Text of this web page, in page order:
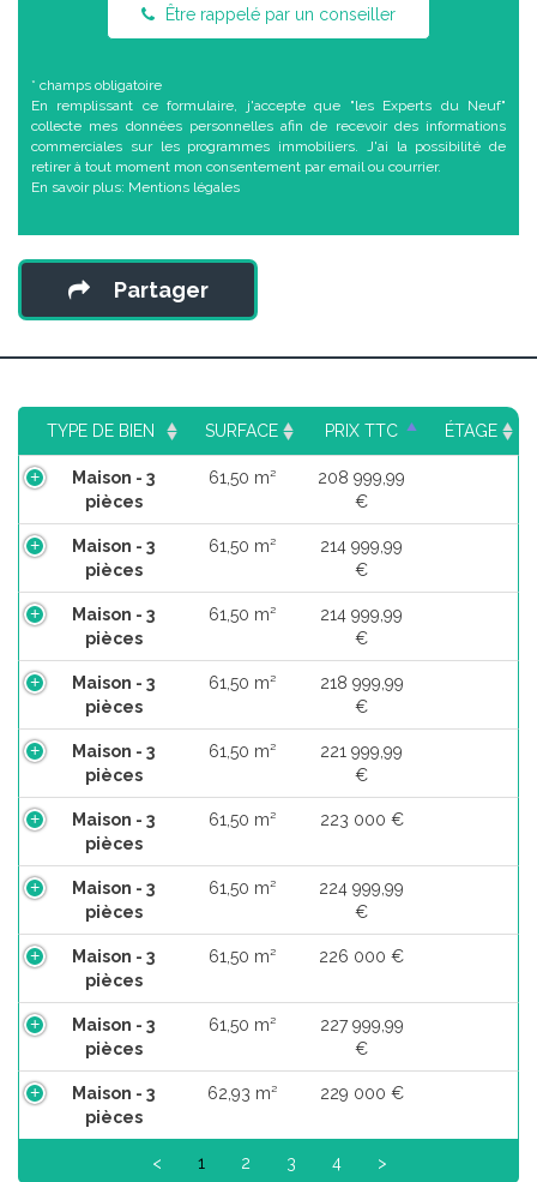
Être rappelé par un conseiller
* champs obligatoire
En remplissant ce formulaire, j'accepte que "les Experts du Neuf"
collecte mes données personnelles afin de recevoir des informations
commerciales sur les programmes immobiliers. J'ai la possibilité de
retirer à tout moment mon consentement par email ou courrier.
En savoir plus: Mentions légales
Partager
TYPE DE BIEN SURFACE PRIX TTC ÉTAGE
Maison - 3
pièces
61,50 m²
208 999,99
€
Maison - 3
pièces
61,50 m²
214 999,99
€
Maison - 3
pièces
61,50 m²
214 999,99
€
Maison - 3
pièces
61,50 m²
218 999,99
€
Maison - 3
pièces
61,50 m²
221 999,99
€
Maison - 3
pièces
61,50 m² 223 000 €
Maison - 3
pièces
61,50 m²
224 999,99
€
Maison - 3
pièces
61,50 m² 226 000 €
Maison - 3
pièces
61,50 m²
227 999,99
€
Maison - 3
pièces
62,93 m² 229 000 €
< 1 2 3 4 >